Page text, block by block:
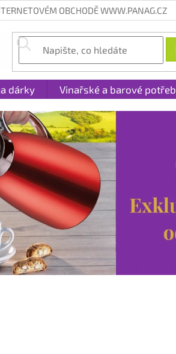
OBCHODĚ WWW.PANAG.CZ
dárky Vinařské a barové